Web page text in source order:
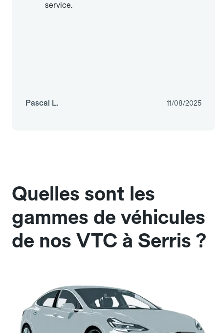
service.
Pascal L. 11/08/2025
Quelles sont les
gammes de véhicules
de nos VTC à Serris ?